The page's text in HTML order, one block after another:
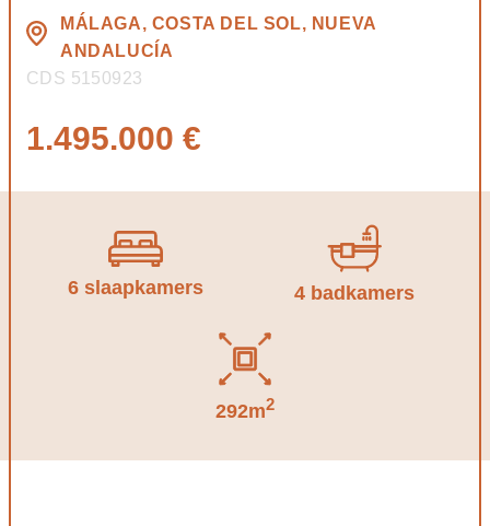
MÁLAGA, COSTA DEL SOL, NUEVA
ANDALUCÍA
CDS 5150923
1.495.000 €
6 slaapkamers 4 badkamers
292m2